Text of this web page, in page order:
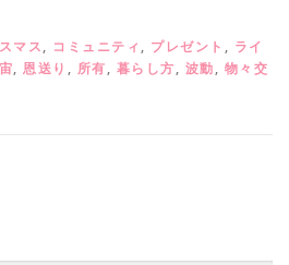
マス, コミュニティ , プレゼント , ライ
, 恩送り , 所有, 暮らし方, 波動, 物々交